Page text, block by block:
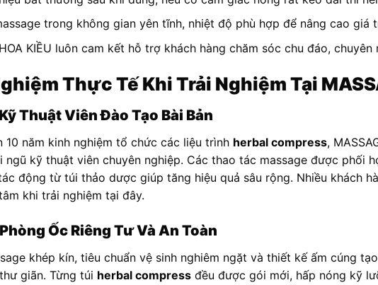
trong không gian yên tĩnh, nhiệt độ phù hợp để nâng cao giá
KIỀU luôn cam kết hỗ trợ khách hàng chăm sóc chu đáo,
Thực Tế Khi Trải Nghiệm Tại
Thuật Viên Đào Tạo Bài Bản
10 năm kinh nghiệm tổ chức các liệu trình herbal compress,
ngũ kỹ thuật viên chuyên nghiệp. Các thao tác massage được phối
động từ túi thảo dược giúp tăng hiệu quả sâu rộng. Nhiều khách
khi trải nghiệm tại đây.
Ốc Riêng Tư Và An Toàn
khép kín, tiêu chuẩn vệ sinh nghiêm ngặt và thiết kế ấm cúng
giãn. Từng túi herbal compress đều được gói mới, hấp nóng kỹ